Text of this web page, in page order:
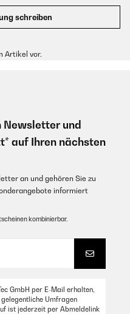
schreiben
Artikel vor.
Newsletter und
auf Ihren nächsten
an und gehören Sie zu
informiert
kombinierbar.
GmbH per E-Mail erhalten,
Umfragen
ist jederzeit per Abmeldelink